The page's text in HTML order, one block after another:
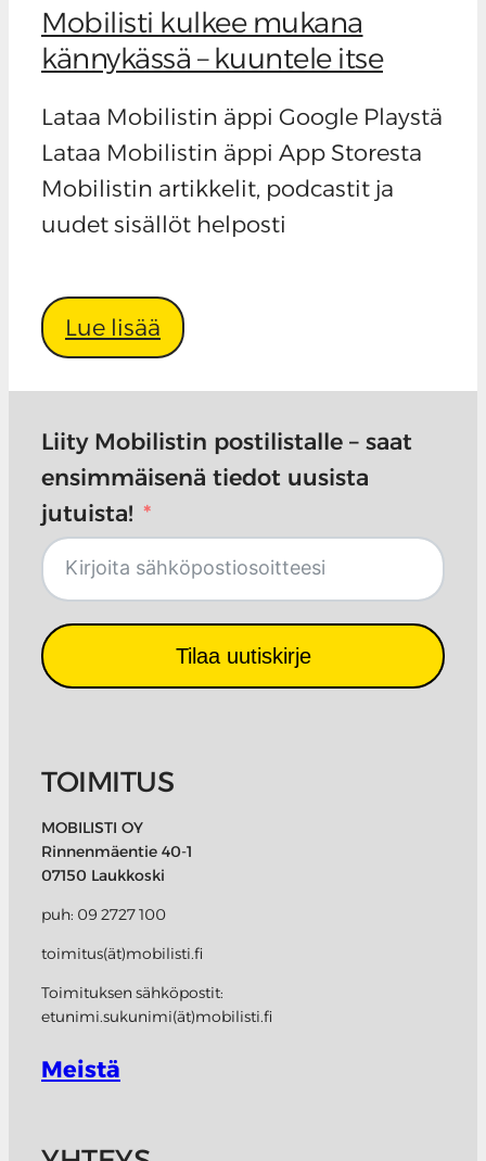
Mobilisti kulkee mukana
kännykässä – kuuntele itse
Lataa Mobilistin äppi Google Playstä
Lataa Mobilistin äppi App Storesta
Mobilistin artikkelit, podcastit ja
uudet sisällöt helposti
Lue lisää
Liity Mobilistin postilistalle – saat
ensimmäisenä tiedot uusista
jutuista!
Tilaa uutiskirje
TOIMITUS
MOBILISTI OY
Rinnenmäentie 40-1
07150 Laukkoski
puh: 09 2727 100
toimitus(ät)mobilisti.fi
Toimituksen sähköpostit:
etunimi.sukunimi(ät)mobilisti.fi
Meistä